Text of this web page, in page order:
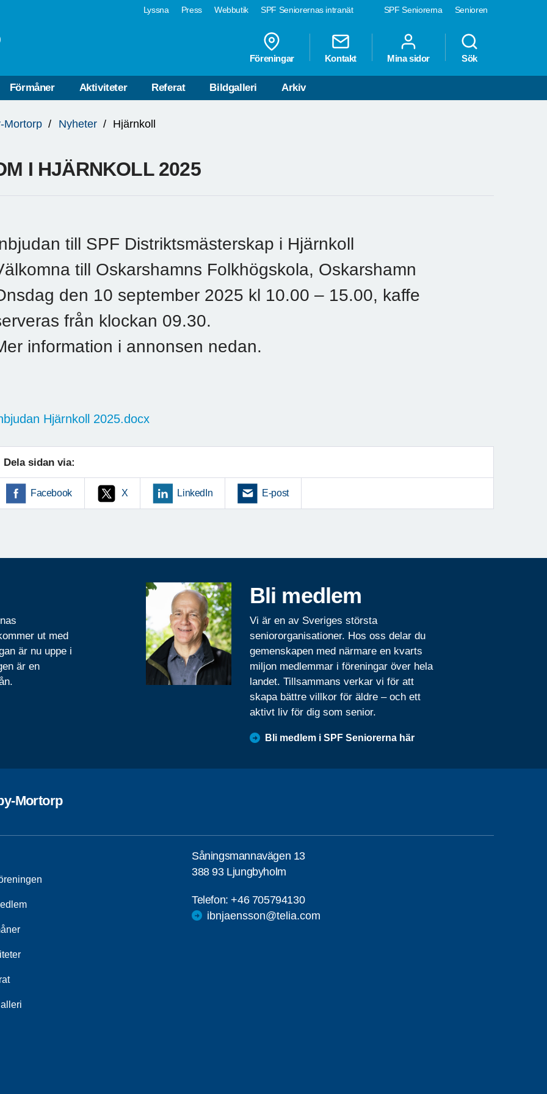
SPF Seniorerna Senioren
Lyssna Press Webbutik SPF Seniorernas intranät
Föreningar Kontakt Mina sidor Sök
Förmåner Aktiviteter Referat Bildgalleri Arkiv
Mortorp Nyheter Hjärnkoll
I HJÄRNKOLL 2025
till SPF Distriktsmästerskap i Hjärnkoll
till Oskarshamns Folkhögskola, Oskarshamn
den 10 september 2025 kl 10.00 – 15.00, kaffe
från klockan 09.30.
information i annonsen nedan.
Hjärnkoll 2025.docx
Dela sidan via:
Facebook X LinkedIn E-post
ut med
är nu uppe i
är en
Bli medlem
Vi är en av Sveriges största
seniororganisationer. Hos oss delar du
gemenskapen med närmare en kvarts
miljon medlemmar i föreningar över hela
landet. Tillsammans verkar vi för att
skapa bättre villkor för äldre – och ett
aktivt liv för dig som senior.
Bli medlem i SPF Seniorerna här
Mortorp
Såningsmannavägen 13
388 93 Ljungbyholm
Telefon:+46 705794130
ibnjaensson@telia.com